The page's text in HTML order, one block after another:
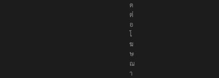
ด
ต่
อ
โ
ฆ
ษ
ณ
า